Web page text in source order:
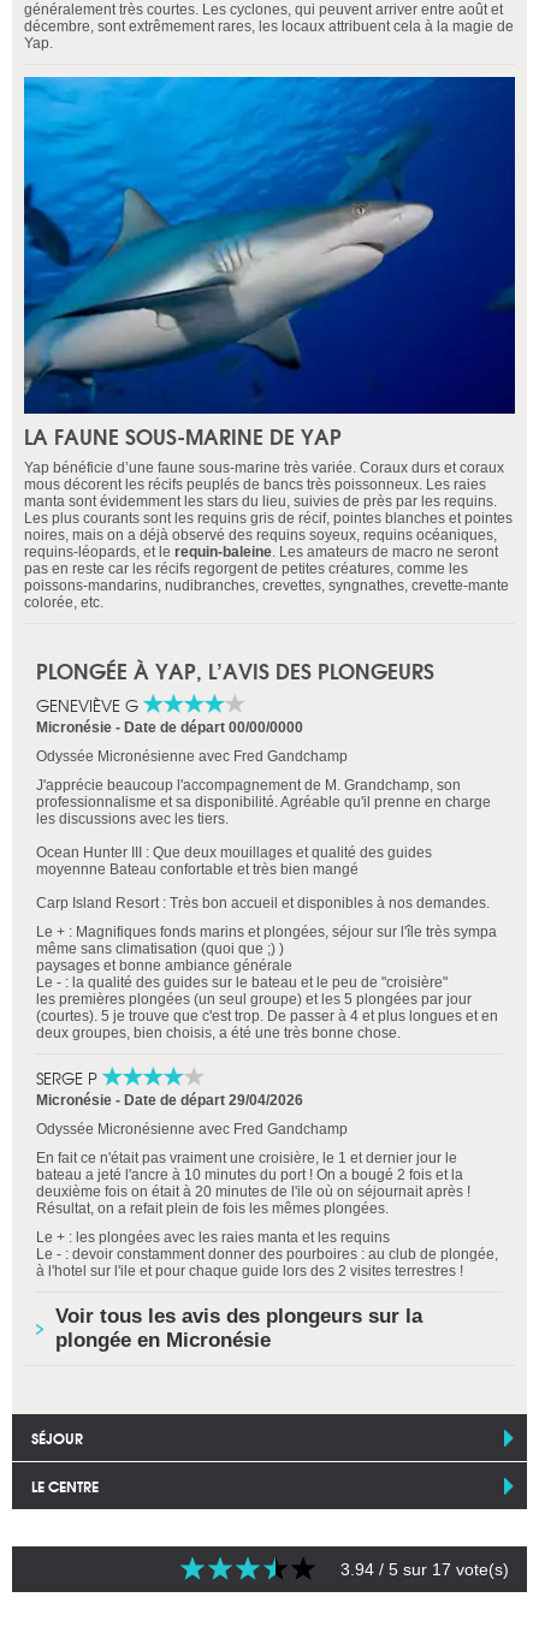
généralement très courtes. Les cyclones, qui peuvent arriver entre août et
décembre, sont extrêmement rares, les locaux attribuent cela à la magie de
Yap.
LA FAUNE SOUS-MARINE DE YAP
Yap bénéficie d’une faune sous-marine très variée. Coraux durs et coraux
mous décorent les récifs peuplés de bancs très poissonneux. Les raies
manta sont évidemment les stars du lieu, suivies de près par les requins.
Les plus courants sont les requins gris de récif, pointes blanches et pointes
noires, mais on a déjà observé des requins soyeux, requins océaniques,
requins-léopards, et le requin-baleine. Les amateurs de macro ne seront
pas en reste car les récifs regorgent de petites créatures, comme les
poissons-mandarins, nudibranches, crevettes, syngnathes, crevette-mante
colorée, etc.
PLONGÉE À YAP, L’AVIS DES PLONGEURS
GENEVIÈVE G
Micronésie - Date de départ 00/00/0000
Odyssée Micronésienne avec Fred Gandchamp
J'apprécie beaucoup l'accompagnement de M. Grandchamp, son
professionnalisme et sa disponibilité. Agréable qu'il prenne en charge
les discussions avec les tiers.
Ocean Hunter III : Que deux mouillages et qualité des guides
moyennne Bateau confortable et très bien mangé
Carp Island Resort : Très bon accueil et disponibles à nos demandes.
Le + : Magnifiques fonds marins et plongées, séjour sur l'île très sympa
même sans climatisation (quoi que ;) )
paysages et bonne ambiance générale
Le - : la qualité des guides sur le bateau et le peu de "croisière"
les premières plongées (un seul groupe) et les 5 plongées par jour
(courtes). 5 je trouve que c'est trop. De passer à 4 et plus longues et en
deux groupes, bien choisis, a été une très bonne chose.
SERGE P
Micronésie - Date de départ 29/04/2026
Odyssée Micronésienne avec Fred Gandchamp
En fait ce n'était pas vraiment une croisière, le 1 et dernier jour le
bateau a jeté l'ancre à 10 minutes du port ! On a bougé 2 fois et la
deuxième fois on était à 20 minutes de l'ile où on séjournait après !
Résultat, on a refait plein de fois les mêmes plongées.
Le + : les plongées avec les raies manta et les requins
Le - : devoir constamment donner des pourboires : au club de plongée,
à l'hotel sur l'ile et pour chaque guide lors des 2 visites terrestres !
Voir tous les avis des plongeurs sur la
plongée en Micronésie
SÉJOUR
LE CENTRE
3.94 / 5 sur 17 vote(s)